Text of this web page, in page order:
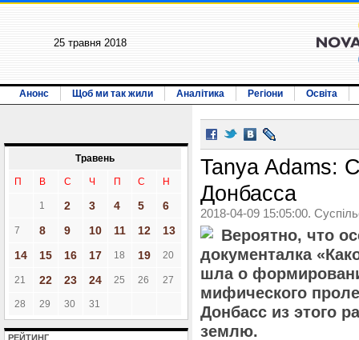
25 травня 2018
Анонс Щоб ми так жили Аналітика Регіони Освіта
Травень
П В С Ч П С Н
1 2 3 4 5 6
7 8 9 10 11 12
13
14
15 16 17 18 19 20
21 22 23 24 25 26 27
28 29 30 31
РЕЙТИНГ
Tanya Adams:
Донбасса
2018-04-09 15:05:00.
Вероятно, что
документалка
шла о
мифического
Донбасс из этого
землю.